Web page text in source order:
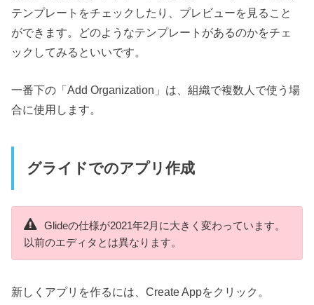
テンプレートをチェックしたり、プレビューを見ること
ができます。どのようなテンプレートがあるのかをチェ
ックしてみるといいです。
一番下の「Add Organization」は、組織で複数人で使う場
合に使用します。
グライドでのアプリ作成
Glideの仕様が2021年2月に大きく変わっています。
以前のエディタとは異なります。
新しくアプリを作るには、Create Appをクリック。